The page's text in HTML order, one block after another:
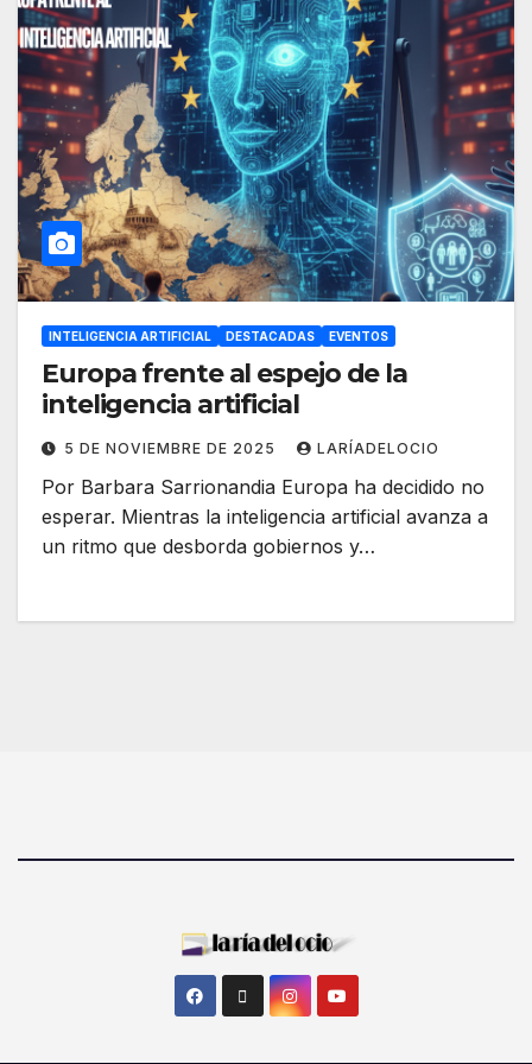
INTELIGENCIA ARTIFICIAL DESTACADAS EVENTOS
Europa frente al espejo de la
inteligencia artificial
5 DE NOVIEMBRE DE 2025 LARÍADELOCIO
Por Barbara Sarrionandia Europa ha decidido no
esperar. Mientras la inteligencia artificial avanza a
un ritmo que desborda gobiernos y…